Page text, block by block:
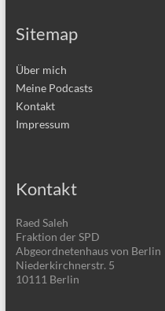
Sitemap
Über mich
Meine Podcasts
Kontakt
Impressum
Kontakt
Raed Saleh
Fraktion der SPD
Abgeordnetenhaus von Berlin
Niederkirchnerstr. 5
10111 Berlin